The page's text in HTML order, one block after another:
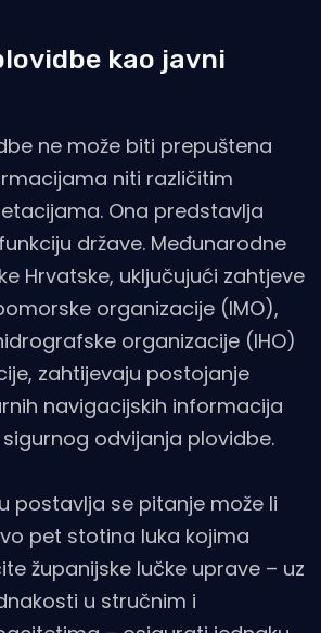
kao javni
ne može biti prepuštena
niti različitim
Ona predstavlja
države. Međunarodne
Hrvatske, uključujući zahtjeve
organizacije (IMO),
organizacije (IHO)
zahtijevaju postojanje
navigacijskih informacija
odvijanja plovidbe.
postavlja se pitanje može li
pet stotina luka kojima
županijske lučke uprave – uz
u stručnim i